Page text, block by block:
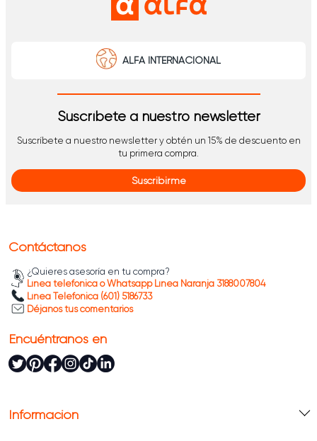
ALFA INTERNACIONAL
Suscríbete a nuestro newsletter
Suscríbete a nuestro newsletter y obtén un 15% de descuento en
tu primera compra.
Suscribirme
Información
Contáctanos
¿Quieres asesoría en tu compra?
Línea telefónica o Whatsapp Línea Naranja 3188007804
Línea Telefónica (601) 5186733
Déjanos tus comentarios
Encuéntranos en